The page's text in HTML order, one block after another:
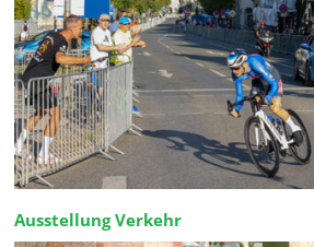
Ausstellung Verkehr